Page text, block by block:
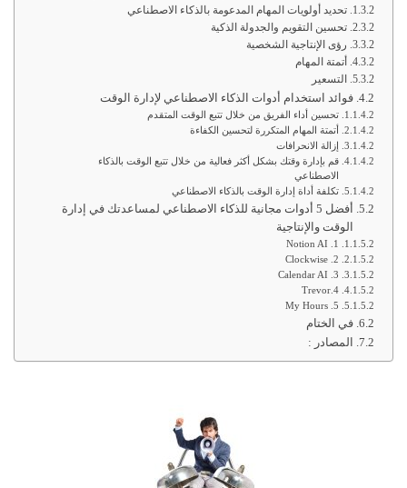
تحديد أولويات المهام المدعومة بالذكاء الاصطناعي
تحسين التقويم والجدولة الذكية
رؤى الإنتاجية الشخصية
أتمتة المهام
التسعير
فوائد استخدام أدوات الذكاء الاصطناعي لإدارة الوقت
تحسين أداء الفريق من خلال تتبع الوقت المتقدم
أتمتة المهام المتكررة لتحسين الكفاءة
إزالة الانحرافات
قم بإدارة وقتك بشكل أكثر فعالية من خلال تتبع الوقت بالذكاء
الاصطناعي
تكلفة أداة إدارة الوقت بالذكاء الاصطناعي
أفضل 5 أدوات مجانية للذكاء الاصطناعي لمساعدتك في إدارة
الوقت والإنتاجية
1. Notion AI
2. Clockwise
3. Calendar AI
4.Trevor
5. My Hours
في الختام
المصادر :